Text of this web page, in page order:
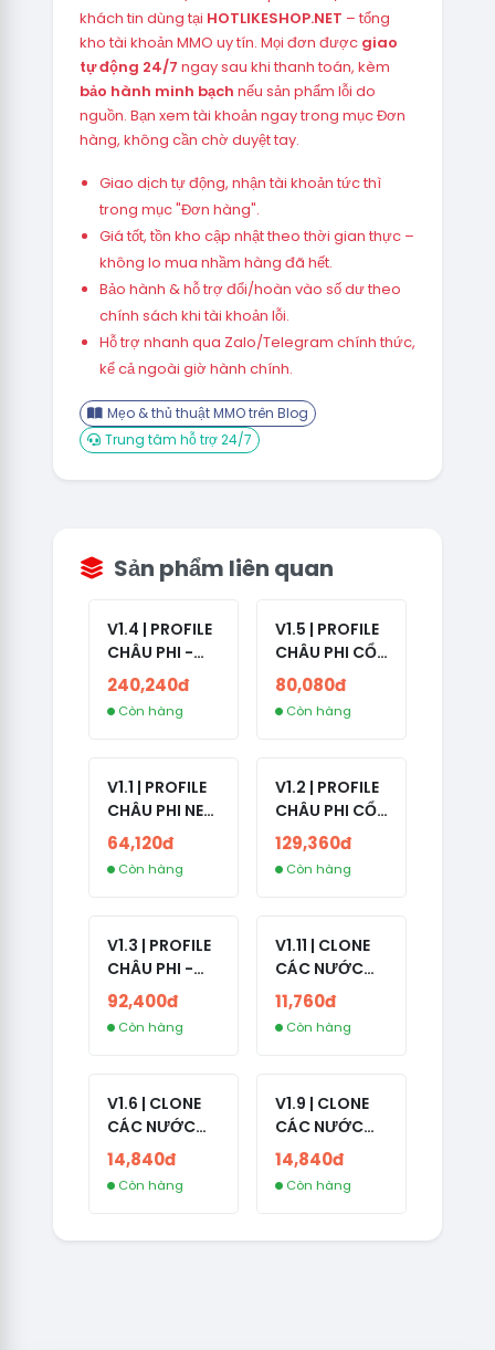
khách tin dùng tại HOTLIKESHOP.NET – tổng
kho tài khoản MMO uy tín. Mọi đơn được giao
tự động 24/7 ngay sau khi thanh toán, kèm
bảo hành minh bạch nếu sản phẩm lỗi do
nguồn. Bạn xem tài khoản ngay trong mục Đơn
hàng, không cần chờ duyệt tay.
Giao dịch tự động, nhận tài khoản tức thì
trong mục "Đơn hàng".
Giá tốt, tồn kho cập nhật theo thời gian thực –
không lo mua nhầm hàng đã hết.
Bảo hành & hỗ trợ đổi/hoàn vào số dư theo
chính sách khi tài khoản lỗi.
Hỗ trợ nhanh qua Zalo/Telegram chính thức,
kể cả ngoài giờ hành chính.
Mẹo & thủ thuật MMO trên Blog
Trung tâm hỗ trợ 24/7
Sản phẩm liên quan
V1.4 | PROFILE
CHÂU PHI -
ETHIOPIA CỔ -
NO 2FA -
RANDOM BẠN
240,240đ
Còn hàng
V1.5 | PROFILE
CHÂU PHI CỔ
- NO 2FA -
LẪN 2024 -
LIVE ADS
80,080đ
Còn hàng
V1.1 | PROFILE
CHÂU PHI NEW
- NO 2FA - ĐA
SỐ BẠN BÈ
CAO
64,120đ
Còn hàng
V1.2 | PROFILE
CHÂU PHI CỔ
- NO 2FA -
LIVE ADS -
NĂM TẠO
129,360đ
Còn hàng
V1.3 | PROFILE
CHÂU PHI -
NO 2FA - LIVE
ADS
92,400đ
Còn hàng
V1.11 | CLONE
CÁC NƯỚC
CÓ 2FA -
INDIA - HÀNG
1 HOTMAIL
11,760đ
Còn hàng
V1.6 | CLONE
CÁC NƯỚC
CÓ 2FA -
GERMANY -
TKQC TẠO
LIVE ADS - VER
14,840đ
Còn hàng
V1.9 | CLONE
CÁC NƯỚC
CÓ 2FA -
THAILAND -
VER MAIL
COM - CLONE
14,840đ
Còn hàng